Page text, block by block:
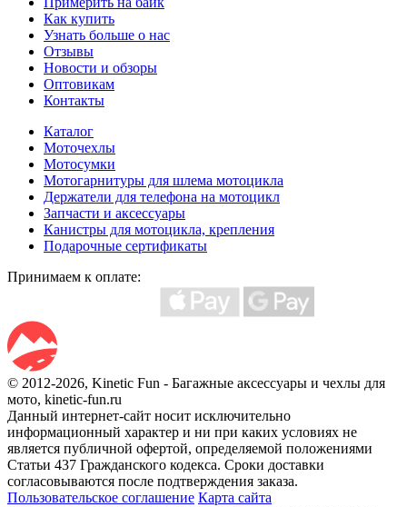
Как купить
Узнать больше о нас
Отзывы
Новости и обзоры
Оптовикам
Контакты
Каталог
Моточехлы
Мотосумки
Мотогарнитуры для шлема мотоцикла
Держатели для телефона на мотоцикл
Запчасти и аксессуары
Канистры для мотоцикла, крепления
Подарочные сертификаты
Принимаем к оплате:
© 2012-2026, Kinetic Fun - Багажные аксессуары и чехлы для
мото, kinetic-fun.ru
Данный интернет-сайт носит исключительно
информационный характер и ни при каких условиях не
является публичной офертой, определяемой положениями
Статьи 437 Гражданского кодекса. Сроки доставки
согласовываются после подтверждения заказа.
Пользовательское соглашение Карта сайта